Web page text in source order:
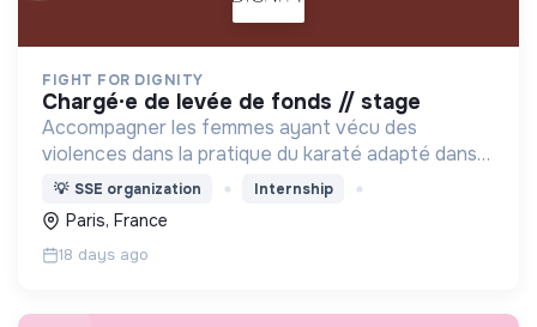
FIGHT FOR DIGNITY
chargé·e de levée de fonds // stage
Accompagner les femmes ayant vécu des
violences dans la pratique du karaté adapté dans
le cadre de leur parcours de soin.
💡 SSE organization Internship
Paris, France
18 days ago